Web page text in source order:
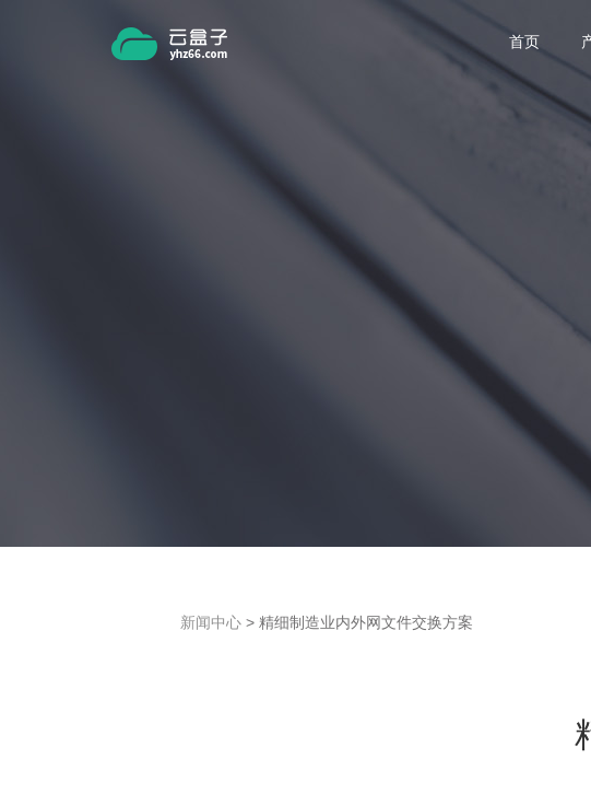
首页
新闻中心 > 精细制造业内外网文件交换方案